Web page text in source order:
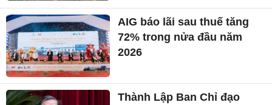
AIG báo lãi sau thuế tăng
72% trong nửa đầu năm
2026
Thành Lập Ban Chỉ đạo